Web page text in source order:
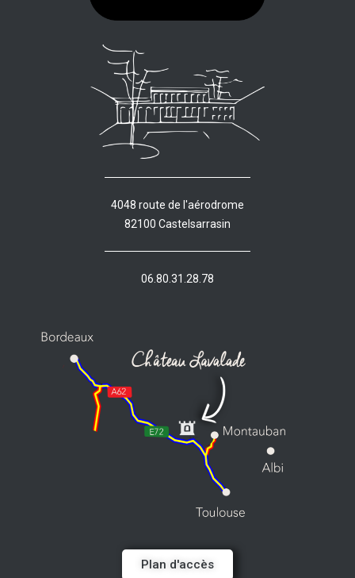
4048 route de l'aérodrome
82100 Castelsarrasin
06.80.31.28.78
Plan d'accès